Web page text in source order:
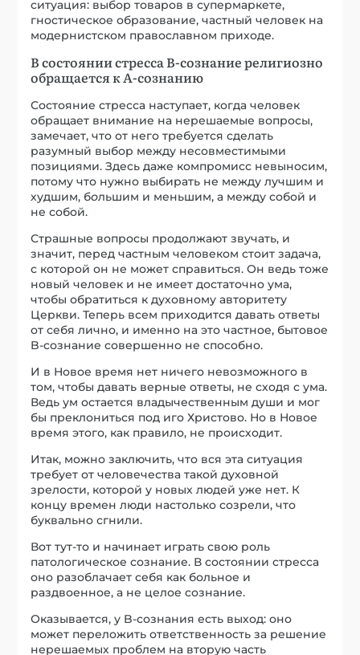
ситуация: выбор товаров в супермаркете,
гностическое образование, частный человек на
модернистском православном приходе.
В состоянии стресса В-сознание религиозно
обращается к А-сознанию
Состояние стресса наступает, когда человек
обращает внимание на нерешаемые вопросы,
замечает, что от него требуется сделать
разумный выбор между несовместимыми
позициями. Здесь даже компромисс невыносим,
потому что нужно выбирать не между лучшим и
худшим, большим и меньшим, а между собой и
не собой.
Страшные вопросы продолжают звучать, и
значит, перед частным человеком стоит задача,
с которой он не может справиться. Он ведь тоже
новый человек и не имеет достаточно ума,
чтобы обратиться к духовному авторитету
Церкви. Теперь всем приходится давать ответы
от себя лично, и именно на это частное, бытовое
B-сознание совершенно не способно.
И в Новое время нет ничего невозможного в
том, чтобы давать верные ответы, не сходя с ума.
Ведь ум остается владычественным души и мог
бы преклониться под иго Христово. Но в Новое
время этого, как правило, не происходит.
Итак, можно заключить, что вся эта ситуация
требует от человечества такой духовной
зрелости, которой у новых людей уже нет. К
концу времен люди настолько созрели, что
буквально сгнили.
Вот тут-то и начинает играть свою роль
патологическое сознание. В состоянии стресса
оно разоблачает себя как больное и
раздвоенное, а не целое сознание.
Оказывается, у B-сознания есть выход: оно
может переложить ответственность за решение
нерешаемых проблем на вторую часть